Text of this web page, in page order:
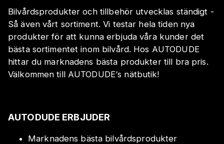
Bilvårdsprodukter och tillbehör utvecklas ständigt -
Så även vårt sortiment. Vi testar hela tiden nya
produkter för att kunna erbjuda våra kunder det
bästa sortimentet inom bilvård. Hos AUTODUDE
hittar du marknadens bästa produkter till bra pris.
Välkommen till AUTODUDE‘s nätbutik!
AUTODUDE ERBJUDER
Marknadens bästa bilvårdsprodukter